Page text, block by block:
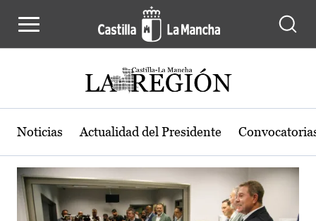
Actualidad de la región de Castilla-
Noticias Actualidad del Presidente